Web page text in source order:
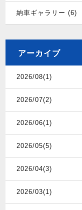
納車ギャラリー (6)
アーカイブ
2026/08(1)
2026/07(2)
2026/06(1)
2026/05(5)
2026/04(3)
2026/03(1)